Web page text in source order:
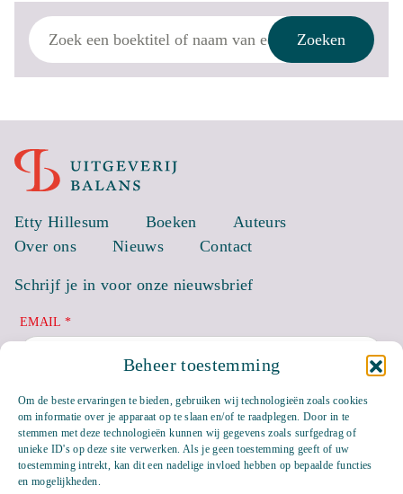
Beheer toestemming
Om de beste ervaringen te bieden, gebruiken wij technologieën zoals cookies
om informatie over je apparaat op te slaan en/of te raadplegen. Door in te
stemmen met deze technologieën kunnen wij gegevens zoals surfgedrag of
unieke ID's op deze site verwerken. Als je geen toestemming geeft of uw
toestemming intrekt, kan dit een nadelige invloed hebben op bepaalde functies
en mogelijkheden.
Zoek
Zoeken
Etty Hillesum Boeken
Auteurs
Over ons
Nieuws Contact
Schrijf je in voor onze nieuwsbrief
EMAIL *